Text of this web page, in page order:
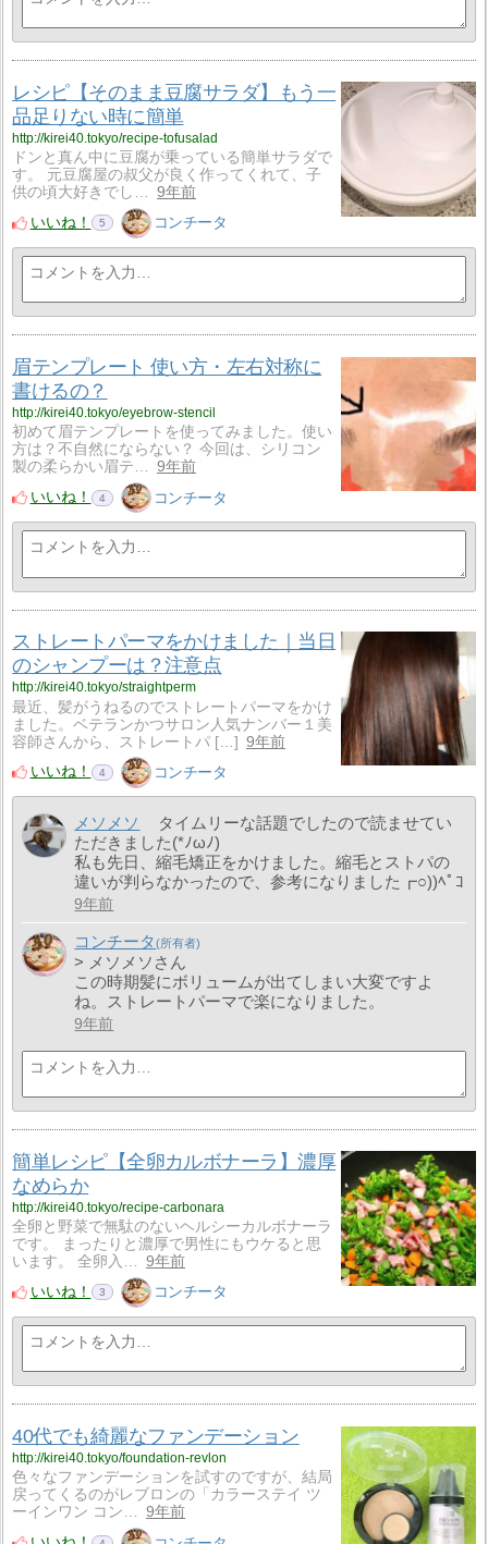
レシピ【そのまま豆腐サラダ】もう一
品足りない時に簡単
http://kirei40.tokyo/recipe-tofusalad
ドンと真ん中に豆腐が乗っている簡単サラダで
す。 元豆腐屋の叔父が良く作ってくれて、子
供の頃大好きでし…
9年前
いいね！
5 コンチータ
眉テンプレート 使い方・左右対称に
書けるの？
http://kirei40.tokyo/eyebrow-stencil
初めて眉テンプレートを使ってみました。使い
方は？不自然にならない？ 今回は、シリコン
製の柔らかい眉テ…
9年前
いいね！
4 コンチータ
ストレートパーマをかけました｜当日
のシャンプーは？注意点
http://kirei40.tokyo/straightperm
最近、髪がうねるのでストレートパーマをかけ
ました。ベテランかつサロン人気ナンバー１美
容師さんから、ストレートパ […] 9年前
いいね！
4 コンチータ
メソメソ
タイムリーな話題でしたので読ませてい
ただきました(*ﾉωﾉ)
私も先日、縮毛矯正をかけました。縮毛とストパの
違いが判らなかったので、参考になりました┏○))ﾍﾟｺ
9年前
コンチータ
> メソメソさん
この時期髪にボリュームが出てしまい大変ですよ
ね。ストレートパーマで楽になりました。
9年前
簡単レシピ【全卵カルボナーラ】濃厚
なめらか
http://kirei40.tokyo/recipe-carbonara
全卵と野菜で無駄のないヘルシーカルボナーラ
です。 まったりと濃厚で男性にもウケると思
います。 全卵入…
9年前
いいね！
3 コンチータ
40代でも綺麗なファンデーション
http://kirei40.tokyo/foundation-revlon
色々なファンデーションを試すのですが、結局
戻ってくるのがレブロンの「カラーステイ ツ
ーインワン コン…
9年前